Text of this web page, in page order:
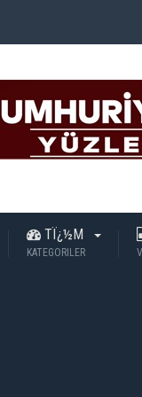
TÏ¿½M
KATEGORILER